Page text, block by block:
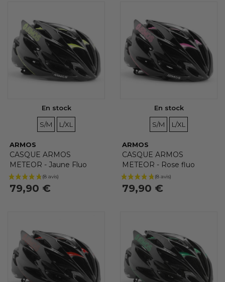
En stock
TAILLES
S/M
TAILLES
L/XL
ARMOS
CASQUE ARMOS
METEOR - Jaune Fluo
79,90 €
En stock
TAILLES
S/M
TAILLES
L/XL
ARMOS
CASQUE ARMOS
METEOR - Rose fluo
79,90 €